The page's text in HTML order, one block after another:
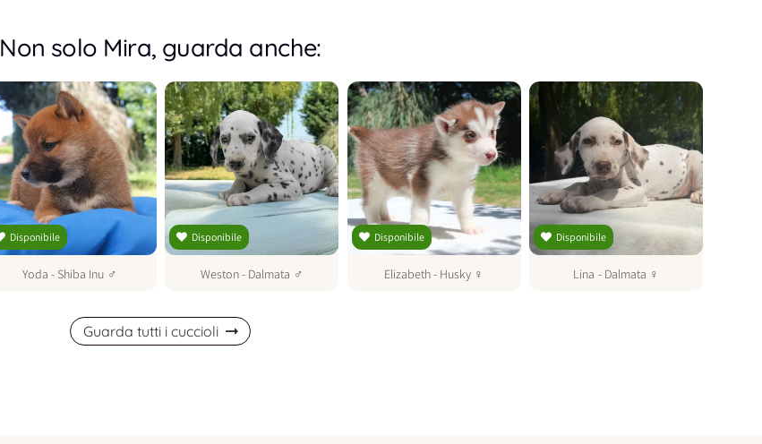
Non solo Mira, guarda anche:
Disponibile
Yoda - Shiba Inu ♂
Disponibile
Weston- Dalmata ♂
Disponibile
Elizabeth- Husky ♀
Disponibile
Lina - Dalmata ♀
Guarda tutti i cuccioli